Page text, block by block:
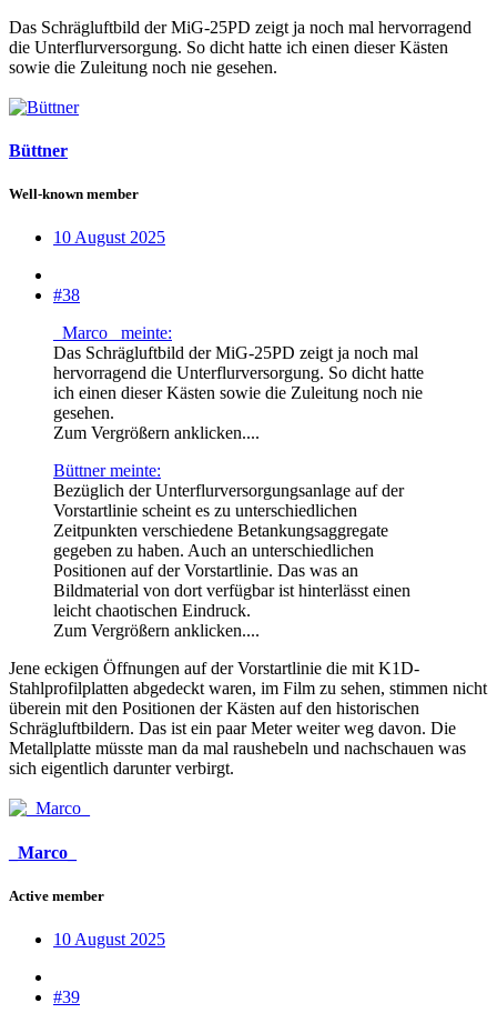
Das Schrägluftbild der MiG-25PD zeigt ja noch mal hervorragend
die Unterflurversorgung. So dicht hatte ich einen dieser Kästen
sowie die Zuleitung noch nie gesehen.
Büttner
Well-known member
10 August 2025
#38
_Marco_ meinte:
Das Schrägluftbild der MiG-25PD zeigt ja noch mal
hervorragend die Unterflurversorgung. So dicht hatte
ich einen dieser Kästen sowie die Zuleitung noch nie
gesehen.
Zum Vergrößern anklicken....
Büttner meinte:
Bezüglich der Unterflurversorgungsanlage auf der
Vorstartlinie scheint es zu unterschiedlichen
Zeitpunkten verschiedene Betankungsaggregate
gegeben zu haben. Auch an unterschiedlichen
Positionen auf der Vorstartlinie. Das was an
Bildmaterial von dort verfügbar ist hinterlässt einen
leicht chaotischen Eindruck.
Zum Vergrößern anklicken....
Jene eckigen Öffnungen auf der Vorstartlinie die mit K1D-
Stahlprofilplatten abgedeckt waren, im Film zu sehen, stimmen nicht
überein mit den Positionen der Kästen auf den historischen
Schrägluftbildern. Das ist ein paar Meter weiter weg davon. Die
Metallplatte müsste man da mal raushebeln und nachschauen was
sich eigentlich darunter verbirgt.
_Marco_
Active member
10 August 2025
#39